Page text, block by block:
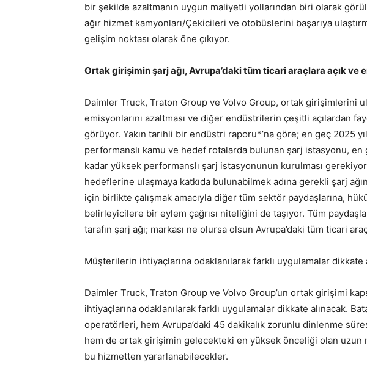
bir şekilde azaltmanın uygun maliyetli yollarından biri olarak
ağır hizmet kamyonları/Çekicileri ve otobüslerini başarıya
gelişim noktası olarak öne çıkıyor.
Ortak girişimin şarj ağı, Avrupa’daki tüm ticari araçlara açık ve
Daimler Truck, Traton Group ve Volvo Group, ortak girişimlerini
emisyonlarını azaltması ve diğer endüstrilerin çeşitli açılardan
görüyor. Yakın tarihli bir endüstri raporu*’na göre; en geç 2025
performanslı kamu ve hedef rotalarda bulunan şarj istasyonu, en
kadar yüksek performanslı şarj istasyonunun kurulması
hedeflerine ulaşmaya katkıda bulunabilmek adına gerekli şarj
için birlikte çalışmak amacıyla diğer tüm sektör paydaşlarına,
belirleyicilere bir eylem çağrısı niteliğini de taşıyor. Tüm
tarafın şarj ağı; markası ne olursa olsun Avrupa’daki tüm ticari
Müşterilerin ihtiyaçlarına odaklanılarak farklı uygulamalar dikkate
Daimler Truck, Traton Group ve Volvo Group’un ortak girişimi
ihtiyaçlarına odaklanılarak farklı uygulamalar dikkate alınacak.
operatörleri, hem Avrupa’daki 45 dakikalık zorunlu dinlenme
hem de ortak girişimin gelecekteki en yüksek önceliği olan uzun
bu hizmetten yararlanabilecekler.